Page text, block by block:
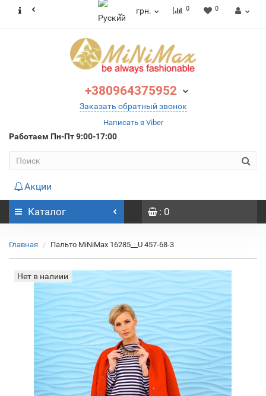
грн. 0 0
+380964375952
Заказать обратный звонок
Написать в Viber
Работаем Пн-Пт 9:00-17:00
Акции
Каталог : 0
Главная Пальто MiNiMax 16285__U 457-68-3
Нет в налиии